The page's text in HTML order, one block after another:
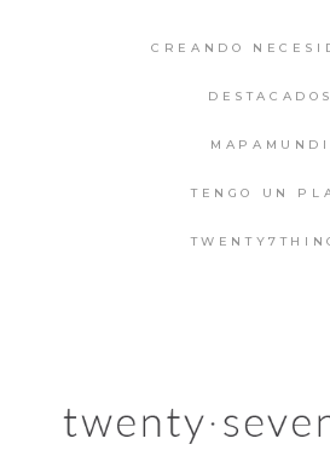
CREANDO
DESTACADOS
MAPAMUNDI
TENGO UN